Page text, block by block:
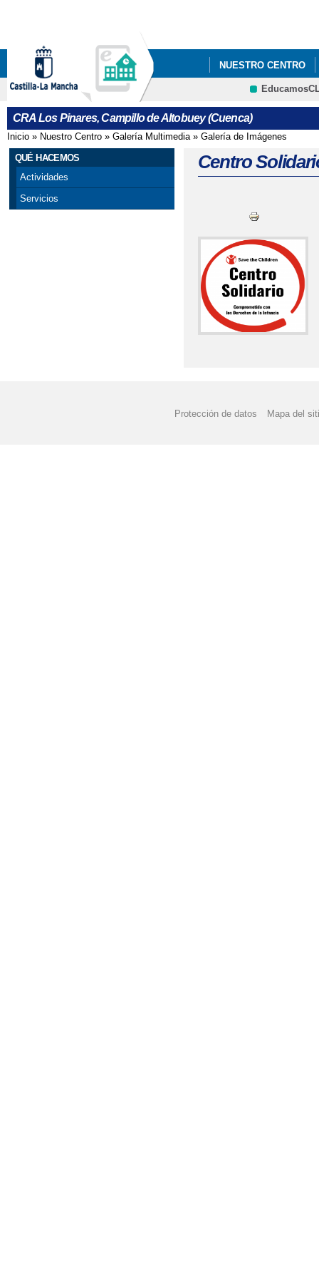
NUESTRO CENTRO
JORNADA
PROGRAMA DE
VI PLAN DE ÉXITO
CRA Los Pinares, Campillo de Altobuey (Cuenca)
Se encuentra usted aquí
Inicio » Nuestro Centro » Galería Multimedia» Galería de Imágenes
QUÉ HACEMOS
Actividades
Servicios
Centro
Protección de datos Mapa del